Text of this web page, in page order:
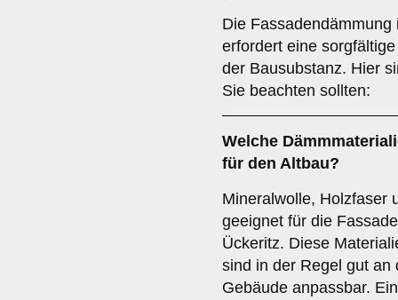
Die
erfordert eine
der Bausubstanz. Hier
Sie beachten sollten:
Welche
für den Altbau?
Mineralwolle, Holzfaser
geeignet für die
Ückeritz. Diese
sind in der Regel gut an
Gebäude anpassbar.